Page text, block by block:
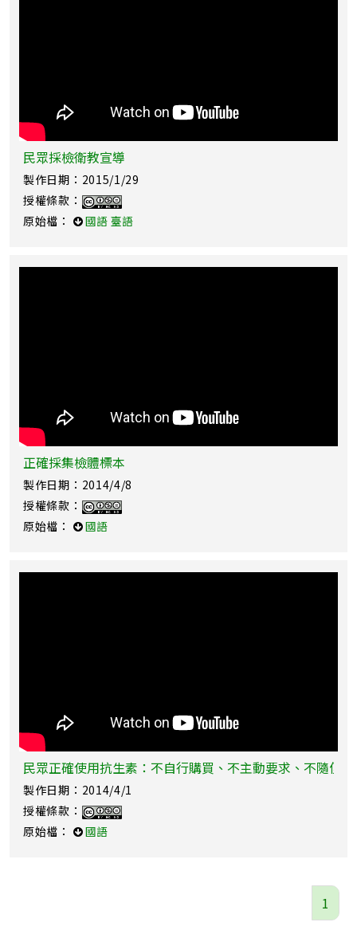
民眾採檢衛教宣導
製作日期：2015/1/29
授權條款：
原始檔：
國語 臺語
正確採集檢體標本
製作日期：2014/4/8
授權條款：
原始檔：
國語
民眾正確使用抗生素：不自行購買、不主動要求、不隨便
製作日期：2014/4/1
授權條款：
原始檔：
國語
1